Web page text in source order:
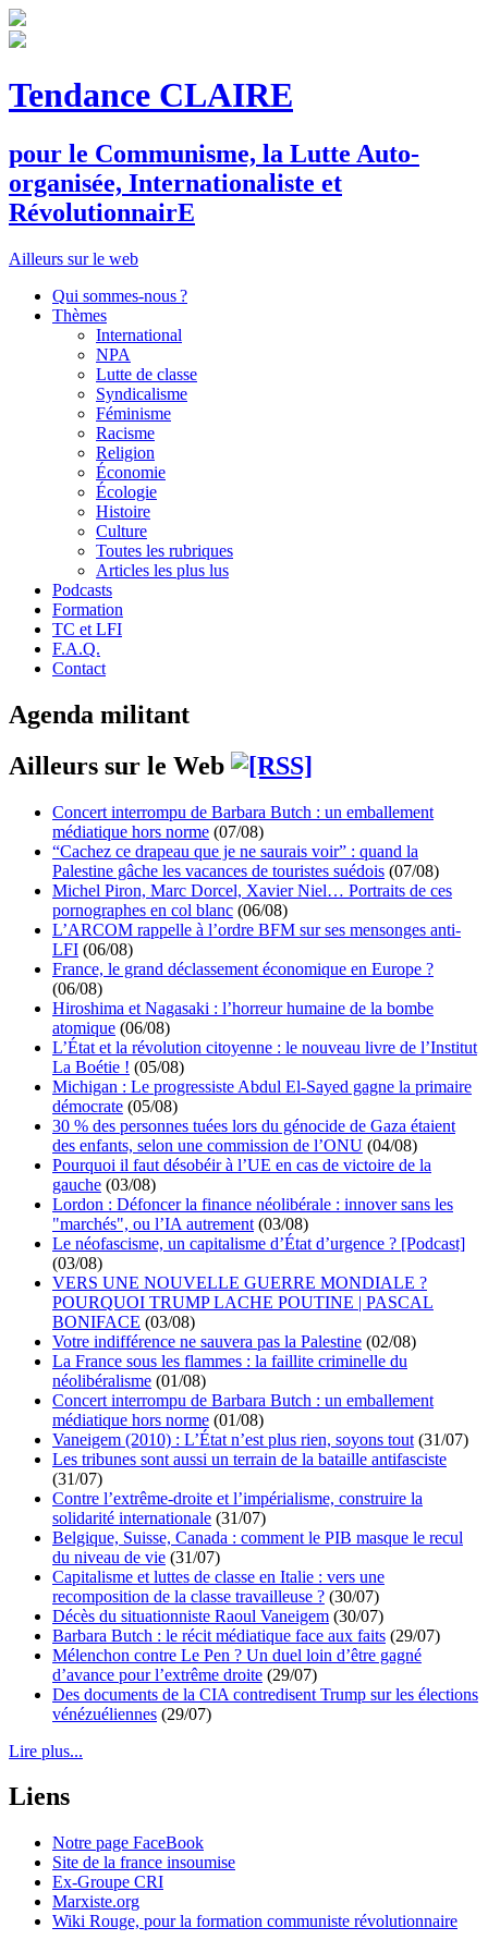
Tendance CLAIRE
pour le Communisme, la Lutte Auto-
organisée, Internationaliste et
RévolutionnairE
Ailleurs sur le web
Qui sommes-nous ?
Thèmes
International
NPA
Lutte de classe
Syndicalisme
Féminisme
Racisme
Religion
Économie
Écologie
Histoire
Culture
Toutes les rubriques
Articles les plus lus
Podcasts
Formation
TC et LFI
F.A.Q.
Contact
Agenda militant
Ailleurs sur le Web
Concert interrompu de Barbara Butch : un emballement
médiatique hors norme (07/08)
“Cachez ce drapeau que je ne saurais voir” : quand la
Palestine gâche les vacances de touristes suédois (07/08)
Michel Piron, Marc Dorcel, Xavier Niel… Portraits de ces
pornographes en col blanc (06/08)
L’ARCOM rappelle à l’ordre BFM sur ses mensonges anti-
LFI (06/08)
France, le grand déclassement économique en Europe ?
(06/08)
Hiroshima et Nagasaki : l’horreur humaine de la bombe
atomique (06/08)
L’État et la révolution citoyenne : le nouveau livre de l’Institut
La Boétie ! (05/08)
Michigan : Le progressiste Abdul El-Sayed gagne la primaire
démocrate (05/08)
30 % des personnes tuées lors du génocide de Gaza étaient
des enfants, selon une commission de l’ONU (04/08)
Pourquoi il faut désobéir à l’UE en cas de victoire de la
gauche (03/08)
Lordon : Défoncer la finance néolibérale : innover sans les
"marchés", ou l’IA autrement (03/08)
Le néofascisme, un capitalisme d’État d’urgence ? [Podcast]
(03/08)
VERS UNE NOUVELLE GUERRE MONDIALE ?
POURQUOI TRUMP LACHE POUTINE | PASCAL
BONIFACE (03/08)
Votre indifférence ne sauvera pas la Palestine (02/08)
La France sous les flammes : la faillite criminelle du
néolibéralisme (01/08)
Concert interrompu de Barbara Butch : un emballement
médiatique hors norme (01/08)
Vaneigem (2010) : L’État n’est plus rien, soyons tout (31/07)
Les tribunes sont aussi un terrain de la bataille antifasciste
(31/07)
Contre l’extrême-droite et l’impérialisme, construire la
solidarité internationale (31/07)
Belgique, Suisse, Canada : comment le PIB masque le recul
du niveau de vie (31/07)
Capitalisme et luttes de classe en Italie : vers une
recomposition de la classe travailleuse ? (30/07)
Décès du situationniste Raoul Vaneigem (30/07)
Barbara Butch : le récit médiatique face aux faits (29/07)
Mélenchon contre Le Pen ? Un duel loin d’être gagné
d’avance pour l’extrême droite (29/07)
Des documents de la CIA contredisent Trump sur les élections
vénézuéliennes (29/07)
Lire plus...
Liens
Notre page FaceBook
Site de la france insoumise
Ex-Groupe CRI
Marxiste.org
Wiki Rouge, pour la formation communiste révolutionnaire